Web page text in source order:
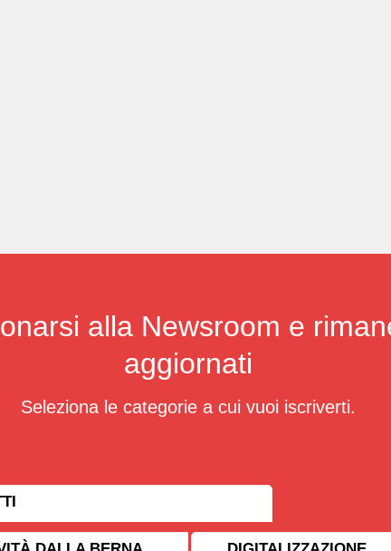
alla Newsroom e
aggiornati
Seleziona le categorie a cui vuoi iscriverti.